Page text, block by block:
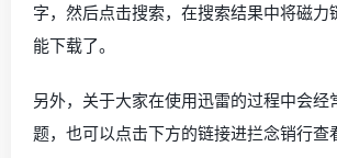
字，然后点击搜索，在搜索结果中将磁力
能下载了。
另外，关于大家在使用迅雷的过程中会经
题，也可以点击下方的链接进拦念销行查